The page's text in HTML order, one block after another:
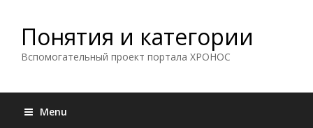
Понятия и категории
Вспомогательный проект портала ХРОНОС
Menu